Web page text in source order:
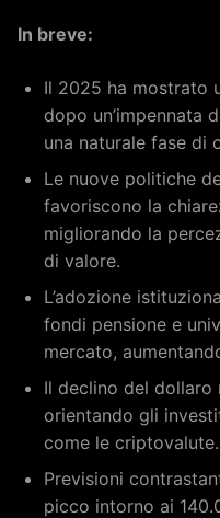
In breve:
Il 2025 ha mostrato
dopo un’impennata
una naturale fase di
Le nuove politiche
favoriscono la
migliorando la
di valore.
L’adozione
fondi pensione e
mercato,
Il declino del dollaro
orientando gli
come le criptovalute.
Previsioni
picco intorno ai